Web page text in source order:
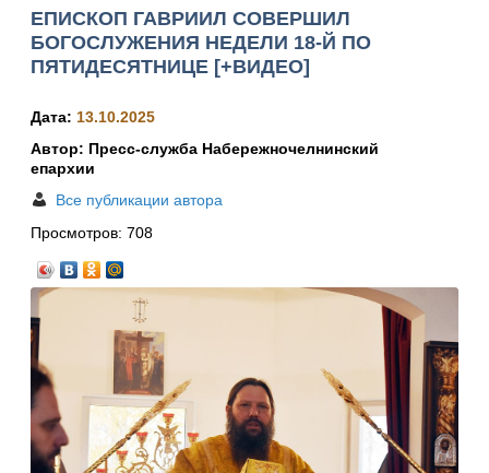
ЕПИСКОП ГАВРИИЛ СОВЕРШИЛ
БОГОСЛУЖЕНИЯ НЕДЕЛИ 18-Й ПО
ПЯТИДЕСЯТНИЦЕ [+ВИДЕО]
Дата: 13.10.2025
Автор: Пресс-служба Набережночелнинский
епархии
Все публикации автора
Просмотров: 708